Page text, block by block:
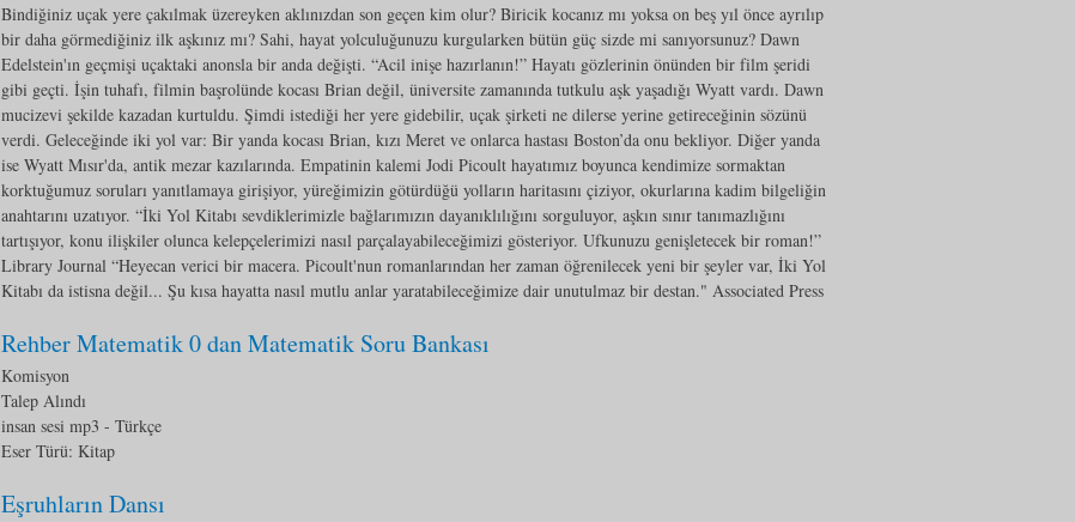
Bindiğiniz uçak yere çakılmak üzereyken aklınızdan son geçen kim olur? Biricik kocanız mı yoksa on beş yıl önce ayrılıp
bir daha görmediğiniz ilk aşkınız mı? Sahi, hayat yolculuğunuzu kurgularken bütün güç sizde mi sanıyorsunuz? Dawn
Edelstein'ın geçmişi uçaktaki anonsla bir anda değişti. “Acil inişe hazırlanın!” Hayatı gözlerinin önünden bir film şeridi
gibi geçti. İşin tuhafı, filmin başrolünde kocası Brian değil, üniversite zamanında tutkulu aşk yaşadığı Wyatt vardı. Dawn
mucizevi şekilde kazadan kurtuldu. Şimdi istediği her yere gidebilir, uçak şirketi ne dilerse yerine getireceğinin sözünü
verdi. Geleceğinde iki yol var: Bir yanda kocası Brian, kızı Meret ve onlarca hastası Boston’da onu bekliyor. Diğer yanda
ise Wyatt Mısır'da, antik mezar kazılarında. Empatinin kalemi Jodi Picoult hayatımız boyunca kendimize sormaktan
korktuğumuz soruları yanıtlamaya girişiyor, yüreğimizin götürdüğü yolların haritasını çiziyor, okurlarına kadim bilgeliğin
anahtarını uzatıyor. “İki Yol Kitabı sevdiklerimizle bağlarımızın dayanıklılığını sorguluyor, aşkın sınır tanımazlığını
tartışıyor, konu ilişkiler olunca kelepçelerimizi nasıl parçalayabileceğimizi gösteriyor. Ufkunuzu genişletecek bir roman!”
Library Journal “Heyecan verici bir macera. Picoult'nun romanlarından her zaman öğrenilecek yeni bir şeyler var, İki Yol
Kitabı da istisna değil... Şu kısa hayatta nasıl mutlu anlar yaratabileceğimize dair unutulmaz bir destan." Associated Press
Rehber Matematik 0 dan Matematik Soru Bankası
Komisyon
Talep Alındı
insan sesi mp3 - Türkçe
Eser Türü: Kitap
Eşruhların Dansı